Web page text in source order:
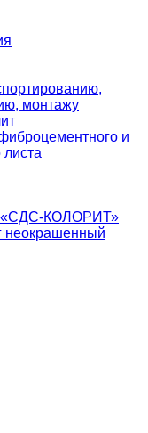
монтажу
и
листа
«СДС-КОЛОРИТ»
неокрашенный